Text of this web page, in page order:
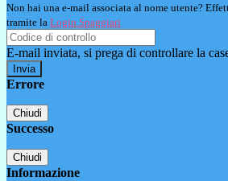
Non hai una e-mail associata al nome utente?
tramite la Login Spaggiari
E-mail inviata, si prega di controllare la
Errore
Chiudi
Successo
Chiudi
Informazione